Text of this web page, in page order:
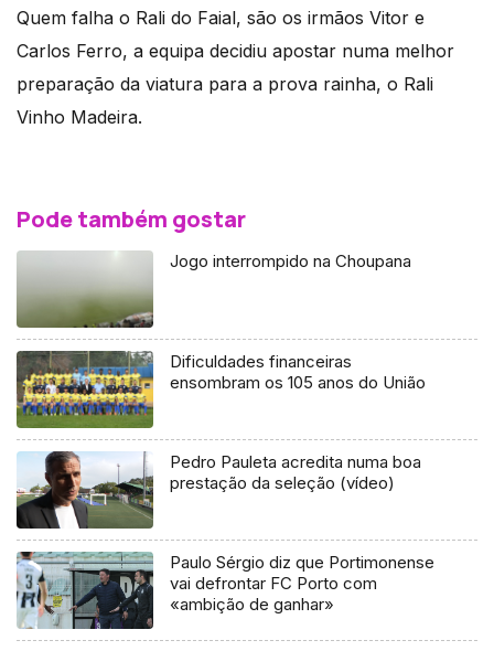
Quem falha o Rali do Faial, são os irmãos Vitor e
Carlos Ferro, a equipa decidiu apostar numa melhor
preparação da viatura para a prova rainha, o Rali
Vinho Madeira.
Pode também gostar
Jogo interrompido na Choupana
Dificuldades financeiras
ensombram os 105 anos do União
Pedro Pauleta acredita numa boa
prestação da seleção (vídeo)
Paulo Sérgio diz que Portimonense
vai defrontar FC Porto com
«ambição de ganhar»